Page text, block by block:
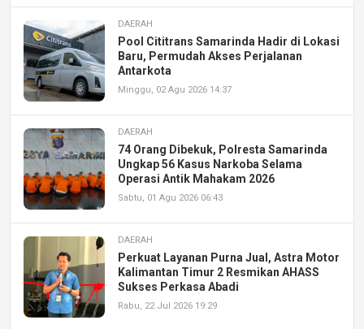
DAERAH
Pool Cititrans Samarinda Hadir di Lokasi
Baru, Permudah Akses Perjalanan
Antarkota
Minggu, 02 Agu 2026 14:37
DAERAH
74 Orang Dibekuk, Polresta Samarinda
Ungkap 56 Kasus Narkoba Selama
Operasi Antik Mahakam 2026
Sabtu, 01 Agu 2026 06:43
DAERAH
Perkuat Layanan Purna Jual, Astra Motor
Kalimantan Timur 2 Resmikan AHASS
Sukses Perkasa Abadi
Rabu, 22 Jul 2026 19:29